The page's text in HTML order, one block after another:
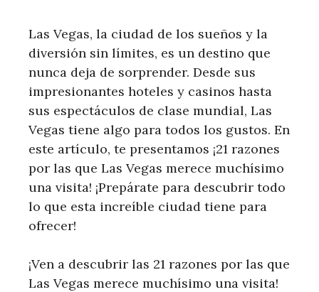
Las Vegas, la ciudad de los sueños y la
diversión sin límites, es un destino que
nunca deja de sorprender. Desde sus
impresionantes hoteles y casinos hasta
sus espectáculos de clase mundial, Las
Vegas tiene algo para todos los gustos. En
este artículo, te presentamos ¡21 razones
por las que Las Vegas merece muchísimo
una visita! ¡Prepárate para descubrir todo
lo que esta increíble ciudad tiene para
ofrecer!
¡Ven a descubrir las 21 razones por las que
Las Vegas merece muchísimo una visita!